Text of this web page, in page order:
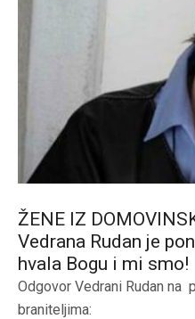
ŽENE IZ
Vedrana Rudan je
hvala Bogu i mi smo!
Odgovor Vedrani Rudan na
braniteljima: